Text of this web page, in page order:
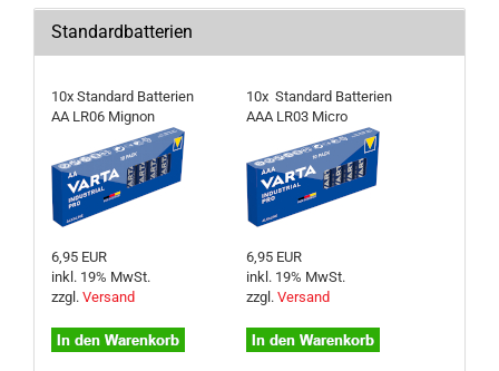
Standardbatterien
10x Standard Batterien
AA LR06 Mignon
6,95 EUR
inkl. 19% MwSt.
zzgl. Versand
10x Standard Batterien
AAA LR03 Micro
6,95 EUR
inkl. 19% MwSt.
zzgl. Versand